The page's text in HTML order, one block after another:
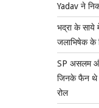
Yadav ने
भद्रा के साये
जलाभिषेक के
SP असलम
जिनके फैन थे
रोल